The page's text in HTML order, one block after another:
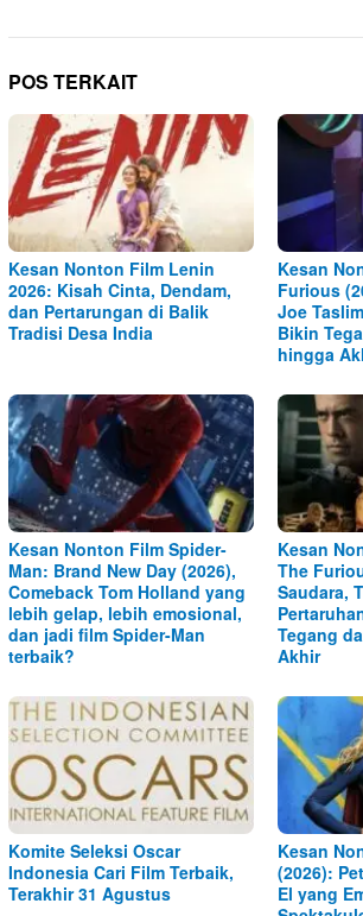
POS TERKAIT
Kesan Nonton Film Lenin
2026: Kisah Cinta, Dendam,
dan Pertarungan di Balik
Tradisi Desa India
Kesan
Furious
Joe
Bikin
hingga
Kesan Nonton Film Spider-
Man: Brand New Day (2026),
Comeback Tom Holland yang
lebih gelap, lebih emosional,
dan jadi film Spider-Man
terbaik?
Kesan
The
Saudara,
Tegang
Akhir
Komite Seleksi Oscar
Indonesia Cari Film Terbaik,
Terakhir 31 Agustus
Kesan
(2026):
El yang